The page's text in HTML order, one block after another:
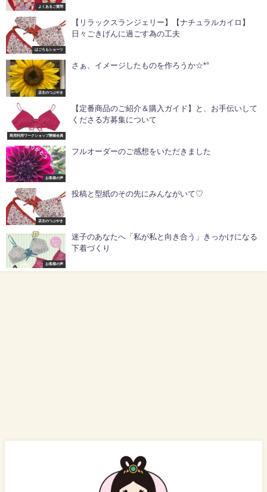
よくあるご質問
はごろもショーツ
【リラックスランジェリー】【ナチュラルカイロ】
日々ごきげんに過ごす為の工夫
店主のつぶやき
さぁ、イメージしたものを作ろうか☆*°
商用利用ワークショップ開催会員
【定番商品のご紹介＆購入ガイド】と、お手伝いして
くださる方募集について
お客様の声
フルオーダーのご感想をいただきました
店主のつぶやき
投稿と型紙のその先にみんながいて♡
お客様の声
迷子のあなたへ「私が私と向き合う」きっかけになる
下着づくり